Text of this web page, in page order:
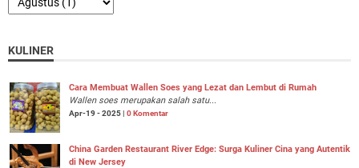
KULINER
Cara Membuat Wallen Soes yang Lezat dan Lembut di Rumah
Wallen soes merupakan salah satu...
Apr-19 - 2025 | 0 Komentar
China Garden Restaurant River Edge: Surga Kuliner Cina yang Autentik
di New Jersey